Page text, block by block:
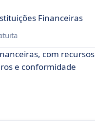
Financeiras
com recursos
e conformidade